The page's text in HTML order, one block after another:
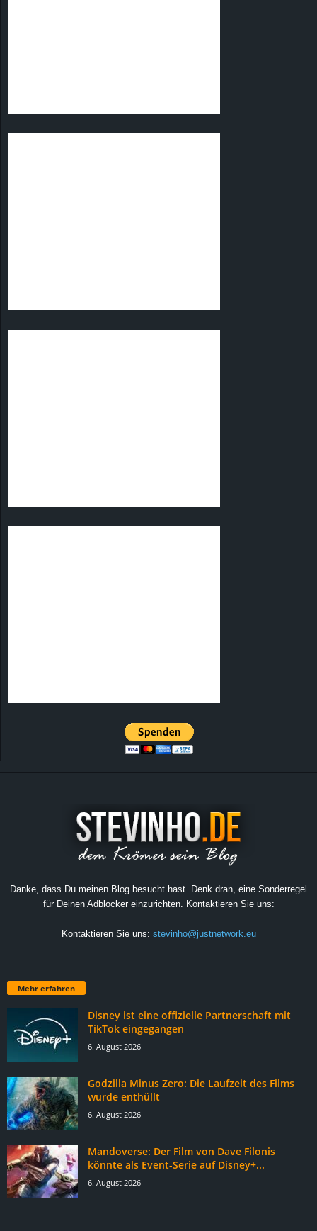
Danke, dass Du meinen Blog besucht hast. Denk dran, eine Sonderregel
für Deinen Adblocker einzurichten. Kontaktieren Sie uns:
Kontaktieren Sie uns: stevinho@justnetwork.eu
Mehr erfahren
Disney ist eine offizielle Partnerschaft mit
TikTok eingegangen
6. August 2026
Godzilla Minus Zero: Die Laufzeit des Films
wurde enthüllt
6. August 2026
Mandoverse: Der Film von Dave Filonis
könnte als Event-Serie auf Disney+...
6. August 2026